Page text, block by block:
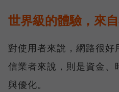
世界級的體驗，來
對使用者來說，網路很好
信業者來說，則是資金、
與優化。